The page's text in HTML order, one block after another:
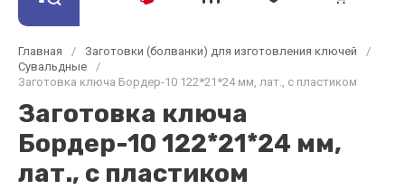
Главная / Заготовки (болванки) для изготовления ключей
/
Сувальдные
/
Заготовка ключа Бордер-10 122*21*24 мм, лат., с пластиком
Заготовка ключа
Бордер-10 122*21*24 мм,
лат., с пластиком